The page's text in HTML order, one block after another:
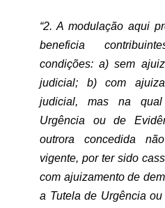
“2. A modulação aqui
beneficia
condições: a) sem
judicial; b) com
judicial, mas na
Urgência ou de
outrora concedida
vigente, por ter sido
com ajuizamento de
a Tutela de Urgência